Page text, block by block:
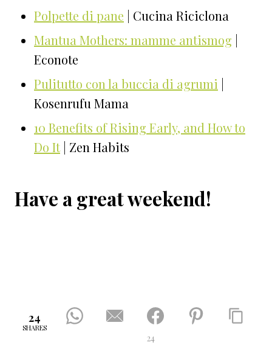
Polpette di pane | Cucina Riciclona
Mantua Mothers: mamme antismog |
Econote
Pulitutto con la buccia di agrumi |
Kosenrufu Mama
10 Benefits of Rising Early, and How to
Do It| Zen Habits
Have a great weekend!
24
SHARES
24